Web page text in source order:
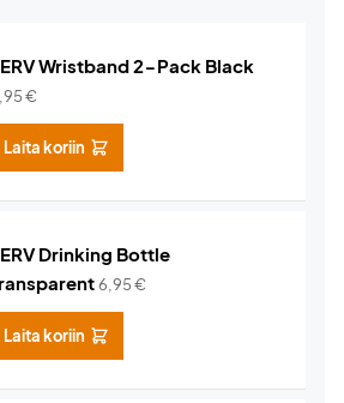
Wristband 2-Pack Black
€
Laita koriin
Drinking Bottle
6,95€
Laita koriin